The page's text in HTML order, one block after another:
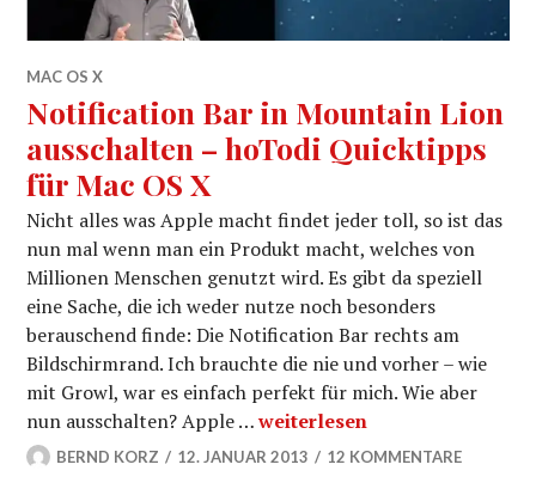
MAC OS X
Notification Bar in Mountain Lion
ausschalten – hoTodi Quicktipps
für Mac OS X
Nicht alles was Apple macht findet jeder toll, so ist das
nun mal wenn man ein Produkt macht, welches von
Millionen Menschen genutzt wird. Es gibt da speziell
eine Sache, die ich weder nutze noch besonders
berauschend finde: Die Notification Bar rechts am
Bildschirmrand. Ich brauchte die nie und vorher – wie
mit Growl, war es einfach perfekt für mich. Wie aber
nun ausschalten? Apple …Notification Bar in Mountain
weiterlesen
BERND KORZ 12. JANUAR 2013 12 KOMMENTARE